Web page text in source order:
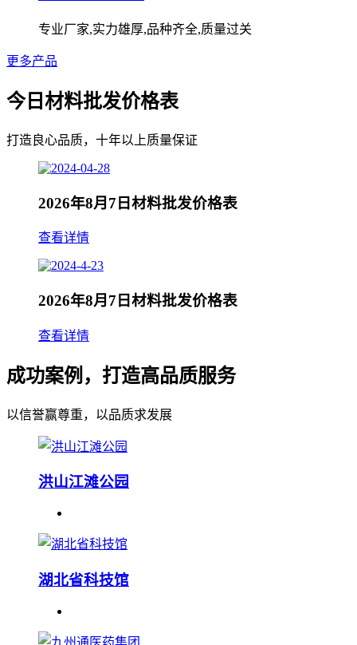
专业厂家,实力雄厚,品种齐全,质量过关
更多产品
今日材料批发价格表
打造良心品质，十年以上质量保证
2026年8月7日材料批发价格表
查看详情
2026年8月7日材料批发价格表
查看详情
成功案例，打造高品质服务
以信誉赢尊重，以品质求发展
洪山江滩公园
湖北省科技馆